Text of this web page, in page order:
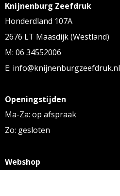
Knijnenburg Zeefdruk
Honderdland 107A
2676 LT Maasdijk (Westland)
M: 06 34552006
E: info@knijnenburgzeefdruk.nl
Openingstijden
Ma-Za: op afspraak
Zo: gesloten
Webshop